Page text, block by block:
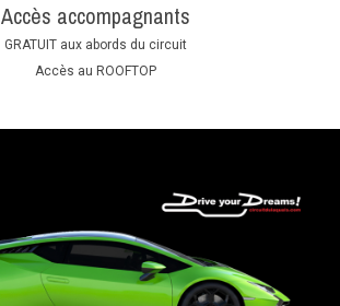
Accès accompagnants
GRATUIT aux abords du circuit
Accès au ROOFTOP